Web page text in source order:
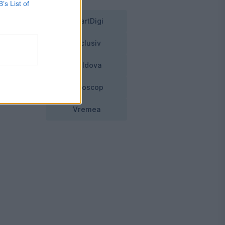
List of
SmartDigi
Exclusiv
Moldova
Horoscop
Vremea